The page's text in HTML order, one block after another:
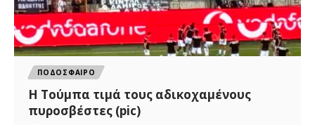
ΠΟΔΟΣΦΑΙΡΟ
H Tούμπα τιμά τους αδικοχαμένους
πυροσβέστες (pic)